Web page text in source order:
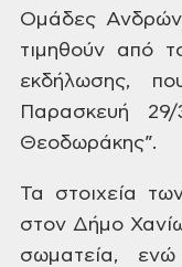
Ομάδες Ανδρών
τιμηθούν από
εκδήλωσης,
Παρασκευή
Θεοδωράκης”.
Τα στοιχεία
στον Δήμο
σωματεία,